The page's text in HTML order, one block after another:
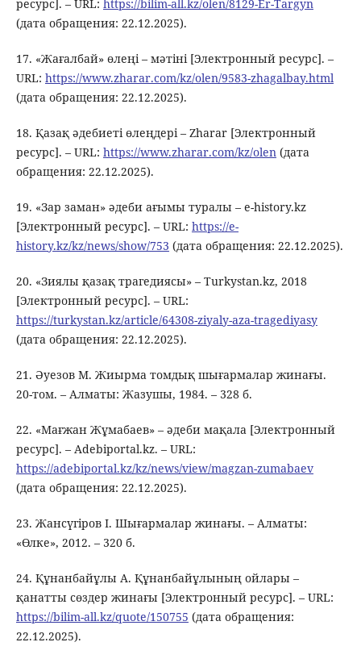
ресурс]. – URL: https://bilim-all.kz/olen/8129-Er-Targyn
(дата обращения: 22.12.2025).
17. «Жағалбай» өлеңі – мәтіні [Электронный ресурс]. –
URL: https://www.zharar.com/kz/olen/9583-zhagalbay.html
(дата обращения: 22.12.2025).
18. Қазақ әдебиеті өлеңдері – Zharar [Электронный
ресурс]. – URL: https://www.zharar.com/kz/olen(дата
обращения: 22.12.2025).
19. «Зар заман» әдеби ағымы туралы – e-history.kz
[Электронный ресурс]. – URL: https://e-
history.kz/kz/news/show/753 (дата обращения: 22.12.2025).
20. «Зиялы қазақ трагедиясы» – Turkystan.kz, 2018
[Электронный ресурс]. – URL:
https://turkystan.kz/article/64308-ziyaly-aza-tragediyasy
(дата обращения: 22.12.2025).
21. Әуезов М. Жиырма томдық шығармалар жинағы.
20-том. – Алматы: Жазушы, 1984. – 328 б.
22. «Мағжан Жұмабаев» – әдеби мақала [Электронный
ресурс]. – Adebiportal.kz. – URL:
https://adebiportal.kz/kz/news/view/magzan-zumabaev
(дата обращения: 22.12.2025).
23. Жансүгіров І. Шығармалар жинағы. – Алматы:
«Өлке», 2012. – 320 б.
24. Құнанбайұлы А. Құнанбайұлының ойлары –
қанатты сөздер жинағы [Электронный ресурс]. – URL:
https://bilim-all.kz/quote/150755 (дата обращения:
22.12.2025).